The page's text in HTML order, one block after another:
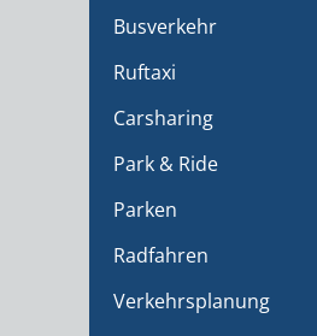
Busverkehr
Ruftaxi
Carsharing
Park & Ride
Parken
Radfahren
Verkehrsplanung